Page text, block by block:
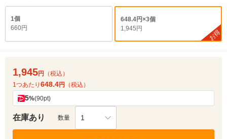
1個
660円
648.4円×3個
1,945円
お得
1,945円
（税込）
1つあたり 648.4円 （税込）
5%(90pt)
在庫あり 数量 1